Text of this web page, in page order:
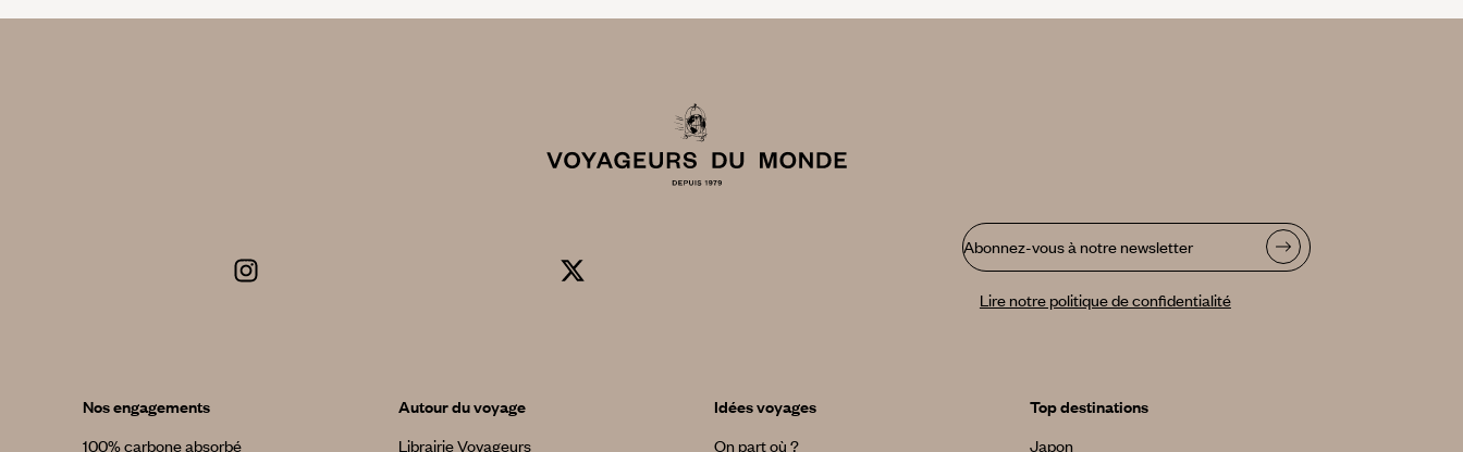
Abonnez-vous à notre newsletter
Lire notre politique de confidentialité
Nos engagements
100% carbone absorbé
Autour du voyage
Librairie Voyageurs
Idées voyages
On part où ?
Top destinations
Japon